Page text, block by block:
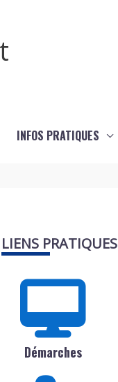
INFOS PRATIQUES
LIENS PRATIQUES
Démarches